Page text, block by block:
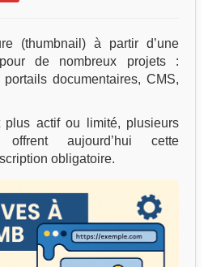
(thumbnail) à partir d’une
de nombreux projets :
documentaires, CMS,
plus actif ou limité, plusieurs
offrent aujourd’hui cette
obligatoire.